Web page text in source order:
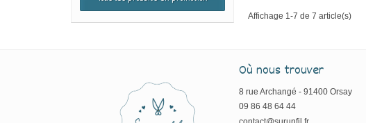
Affichage 1-7 de 7 article(s)
Où nous trouver
8 rue Archangé - 91400 Orsay
09 86 48 64 44